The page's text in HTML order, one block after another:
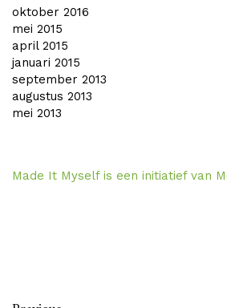
oktober 2016
mei 2015
april 2015
januari 2015
september 2013
augustus 2013
mei 2013
Made It Myself is een initiatief van